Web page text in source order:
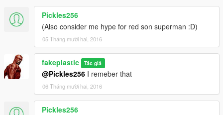
Pickles256
(Also consider me hype for red son superman :D)
05 Tháng mười hai, 2016
fakeplastic Tác giả
@Pickles256 I remeber that
06 Tháng mười hai, 2016
Pickles256